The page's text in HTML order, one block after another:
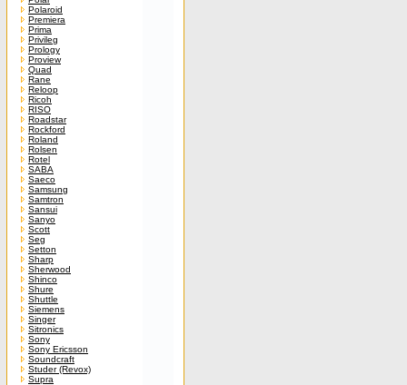
Polaroid
Premiera
Prima
Privileg
Prology
Proview
Quad
Rane
Reloop
Ricoh
RISO
Roadstar
Rockford
Roland
Rolsen
Rotel
SABA
Saeco
Samsung
Samtron
Sansui
Sanyo
Scott
Seg
Setton
Sharp
Sherwood
Shinco
Shure
Shuttle
Siemens
Singer
Sitronics
Sony
Sony Ericsson
Soundcraft
Studer (Revox)
Supra